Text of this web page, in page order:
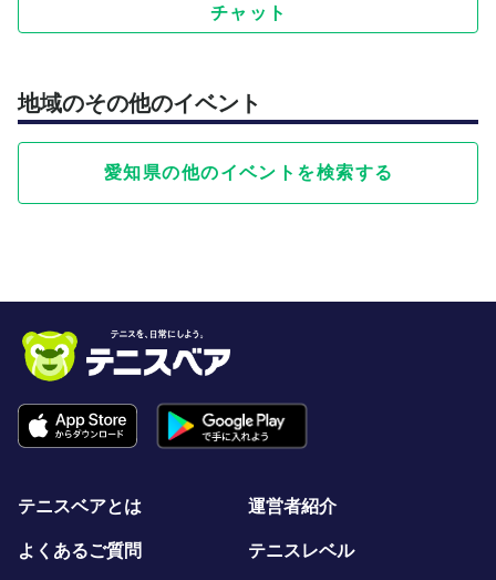
チャット
地域のその他のイベント
愛知県の他のイベントを検索する
テニスベアとは 運営者紹介
よくあるご質問 テニスレベル